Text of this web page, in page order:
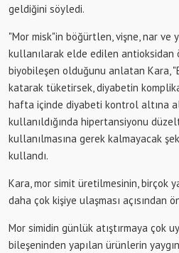
geldiğini söyledi.
"Mor misk"in böğürtlen, vişne, nar ve
kullanılarak elde edilen antioksidan
biyobileşen olduğunu anlatan Kara,
katarak tüketirsek, diyabetin
hafta içinde diyabeti kontrol altına
kullanıldığında hipertansiyonu
kullanılmasına gerek kalmayacak
kullandı.
Kara, mor simit üretilmesinin, birçok
daha çok kişiye ulaşması açısından
Mor simidin günlük atıştırmaya çok
bileşeninden yapılan ürünlerin